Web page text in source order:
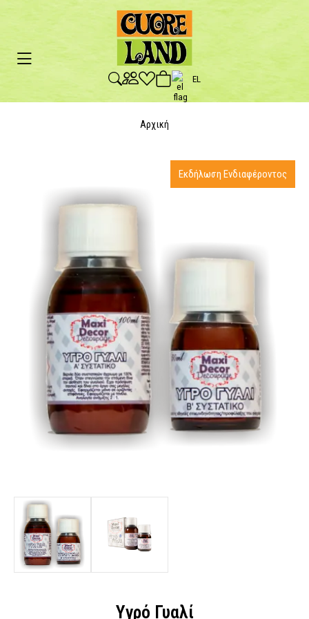
EL
Αρχική
Υγρό Γυαλί
Εκδήλωση Ενδιαφέροντος